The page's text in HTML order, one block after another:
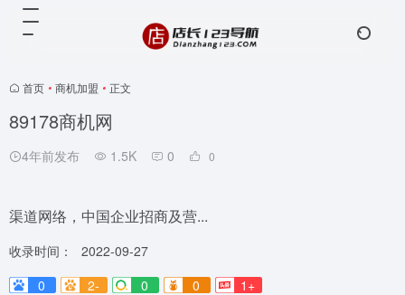
首页 • 商机加盟 • 正文
89178商机网
4年前发布 1.5K 0 0
渠道网络，中国企业招商及营...
收录时间：
2022-09-27
0
2- 0 0 1+